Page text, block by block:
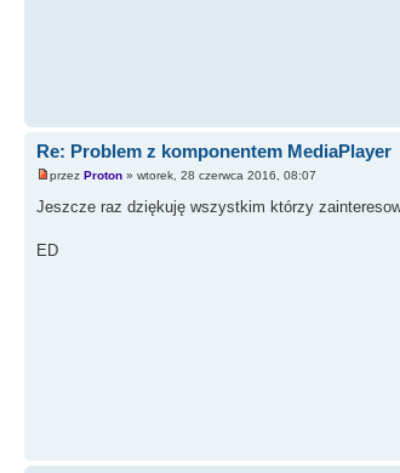
Re: Problem z komponentem MediaPlayer
przez Proton » wtorek, 28 czerwca 2016, 08:07
Jeszcze raz dziękuję wszystkim którzy
ED